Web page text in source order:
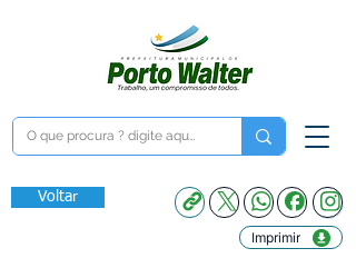
Voltar
Imprimir